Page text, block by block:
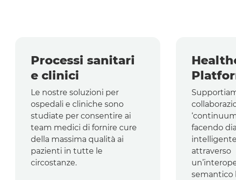
Processi sanitari
e clinici
Le nostre soluzioni per
ospedali e cliniche sono
studiate per consentire ai
team medici di fornire cure
della massima qualità ai
pazienti in tutte le
circostanze.
facendo
attraverso
semantico